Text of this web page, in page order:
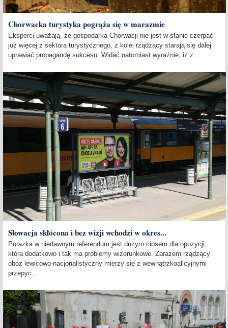
Chorwacka turystyka pogrąża się w marazmie
Eksperci uważają, że gospodarka Chorwacji nie jest w stanie czerpać
już więcej z sektora turystycznego, z kolei rządzący starają się dalej
uprawiać propagandę sukcesu. Widać natomiast wyraźnie, iż z...
Słowacja skłócona i bez wizji wchodzi w okres...
Porażka w niedawnym referendum jest dużym ciosem dla opozycji,
która dodatkowo i tak ma problemy wizerunkowe. Zarazem rządzący
obóz lewicowo-nacjonalistyczny mierzy się z wewnątrzkoalicyjnymi
przepyc...